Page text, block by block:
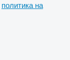
политика на